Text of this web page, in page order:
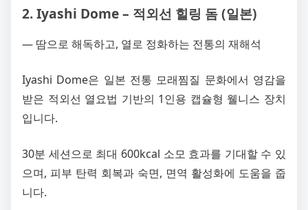
2. Iyashi Dome – 적외선 힐링 돔 (일본)
― 땀으로 해독하고, 열로 정화하는 전통의 재해석
Iyashi Dome은 일본 전통 모래찜질 문화에서 영감을
받은 적외선 열요법 기반의 1인용 캡슐형 웰니스 장치
입니다.
30분 세션으로 최대 600kcal 소모 효과를 기대할 수 있
으며, 피부 탄력 회복과 숙면, 면역 활성화에 도움을 줍
니다.